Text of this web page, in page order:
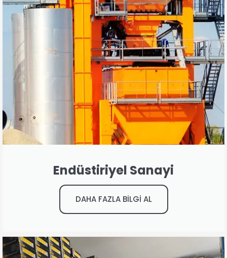
Endüstiriyel Sanayi
DAHA FAZLA BİLGİ AL